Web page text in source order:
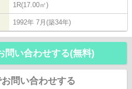
1R(17.00㎡)
1992年 7月(築34年)
問い合わせする(無料)
問い合わせする